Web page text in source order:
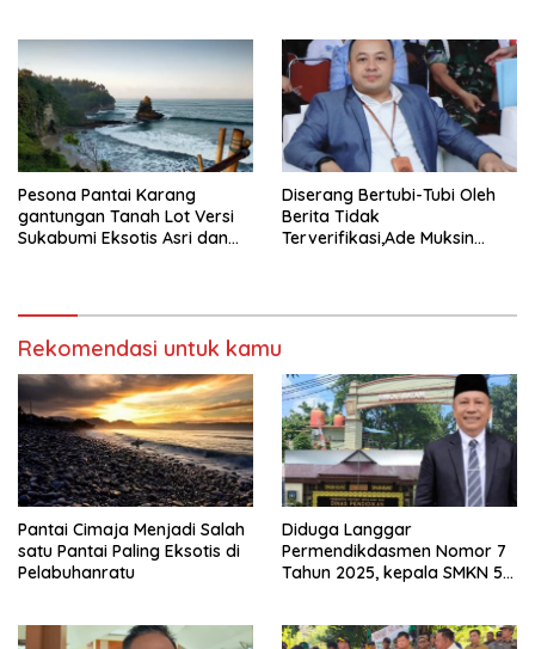
Ekonomi Kreatif Akar
Rumput
Pesona Pantai Karang
gantungan Tanah Lot Versi
Sukabumi Eksotis Asri dan
Diserang Bertubi-Tubi Oleh
Berita Tidak
Terverifikasi,Ade Muksin
Rekomendasi untuk kamu
Pantai Cimaja Menjadi Salah
satu Pantai Paling Eksotis di
Pelabuhanratu
Diduga Langgar
Permendikdasmen Nomor 7
Tahun 2025, kepala SMKN 5
Tahun